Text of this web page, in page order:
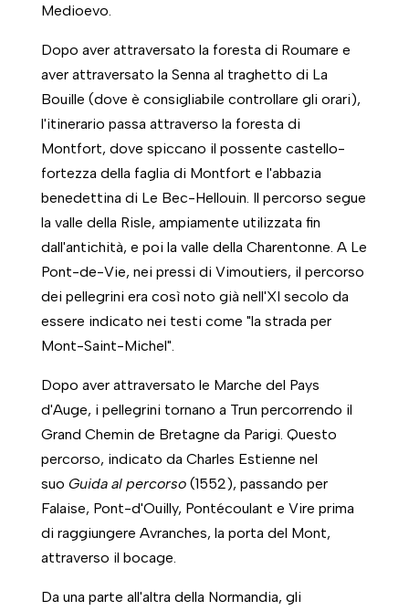
Medioevo.
Dopo aver attraversato la foresta di Roumare e
aver attraversato la Senna al traghetto di La
Bouille (dove è consigliabile controllare gli orari),
l'itinerario passa attraverso la foresta di
Montfort, dove spiccano il possente castello-
fortezza della faglia di Montfort e l'abbazia
benedettina di Le Bec-Hellouin. Il percorso segue
la valle della Risle, ampiamente utilizzata fin
dall'antichità, e poi la valle della Charentonne. A Le
Pont-de-Vie, nei pressi di Vimoutiers, il percorso
dei pellegrini era così noto già nell'XI secolo da
essere indicato nei testi come "la strada per
Mont-Saint-Michel".
Dopo aver attraversato le Marche del Pays
d'Auge, i pellegrini tornano a Trun percorrendo il
Grand Chemin de Bretagne da Parigi. Questo
percorso, indicato da Charles Estienne nel
suo Guida al percorso (1552), passando per
Falaise, Pont-d'Ouilly, Pontécoulant e Vire prima
di raggiungere Avranches, la porta del Mont,
attraverso il bocage.
Da una parte all'altra della Normandia, gli